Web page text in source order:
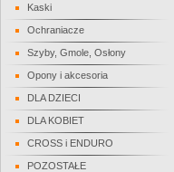
Kaski
Ochraniacze
Szyby, Gmole, Osłony
Opony i akcesoria
DLA DZIECI
DLA KOBIET
CROSS i ENDURO
POZOSTAŁE